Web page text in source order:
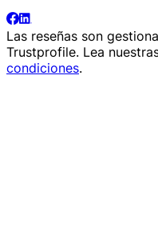
Las reseñas son
Trustprofile. Lea
condiciones.